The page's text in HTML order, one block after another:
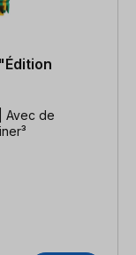
Avec de